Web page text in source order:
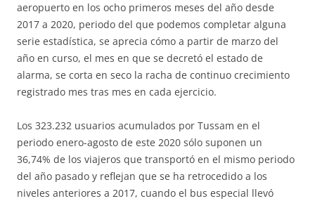
aeropuerto en los ocho primeros meses del año desde
2017 a 2020, periodo del que podemos completar alguna
serie estadística, se aprecia cómo a partir de marzo del
año en curso, el mes en que se decretó el estado de
alarma, se corta en seco la racha de continuo crecimiento
registrado mes tras mes en cada ejercicio.
Los 323.232 usuarios acumulados por Tussam en el
periodo enero-agosto de este 2020 sólo suponen un
36,74% de los viajeros que transportó en el mismo periodo
del año pasado y reflejan que se ha retrocedido a los
niveles anteriores a 2017, cuando el bus especial llevó